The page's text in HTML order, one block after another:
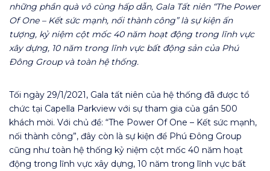
những phần quà vô cùng hấp dẫn, Gala Tất niên “The Power
Of One – Kết sức mạnh, nối thành công” là sự kiện ấn
tượng, kỷ niệm cột mốc 40 năm hoạt động trong lĩnh vực
xây dựng, 10 năm trong lĩnh vực bất động sản của Phú
Đông Group và toàn hệ thống.
Tối ngày 29/1/2021, Gala tất niên của hệ thống đã được tổ
chức tại Capella Parkview với sự tham gia của gần 500
khách mời. Với chủ đề: “The Power Of One – Kết sức mạnh,
nối thành công”, đây còn là sự kiện để Phú Đông Group
cũng như toàn hệ thống kỷ niệm cột mốc 40 năm hoạt
động trong lĩnh vực xây dựng, 10 năm trong lĩnh vực bất